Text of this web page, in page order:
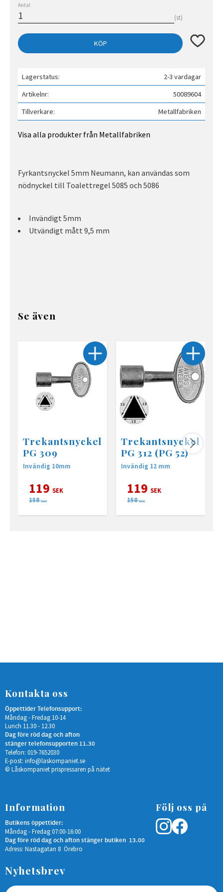
Antal
st
KÖP Lägg till
Lagerstatus
2-3 vardagar
Artikelnr
50089604
Tillverkare
Metallfabriken
Visa alla produkter från Metallfabriken
Fyrkantsnyckel 5mm Neumann, kan användas som
nödnyckel till Toalettregel 5085 och 5086
Invändigt 5mm
Utvändigt mått 9,5 mm
Se även
Trekantsnyckel
PG 309
Invändig 10mm
119 SEK
158 SEK
Trekantsnyckel
PG 312 (PG 52)
Invändig 12 mm
119 SEK
158 SEK
Kontakta oss
Öppettider Telefonsupport:
Måndag - Fredag 10-14
Lunch 11.30 - 12.30
Dag före röd dag och afton
stänger telefonsupporten 11.30
Telefon: 019-7652030
E-post: info@laskompaniet.se
© Låskompaniet prispressaren på nätet
Information
Butikens öppettider:
Måndag - Fredag 07:00-16:00
Dag före röd dag och afton stänger butiken 13.00
Adress: Nastagatan 8 Örebro
Följ oss på
Nyhetsbrev